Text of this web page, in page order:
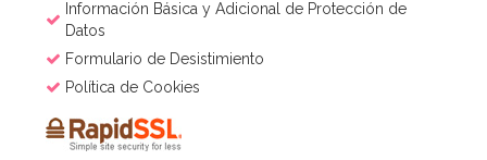
Información Básica y Adicional de Protección de
Datos
Formulario de Desistimiento
Política de Cookies